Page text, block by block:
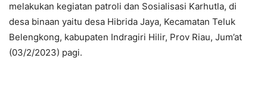
melakukan kegiatan patroli dan Sosialisasi Karhutla, di
desa binaan yaitu desa Hibrida Jaya, Kecamatan Teluk
Belengkong, kabupaten Indragiri Hilir, Prov Riau, Jum’at
(03/2/2023) pagi.